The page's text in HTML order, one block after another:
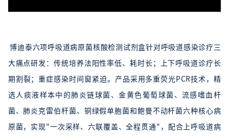
博迪泰六项呼吸道病原菌核酸检测试剂盒针对呼吸道感染诊疗三
大痛点研发：传统培养法阳性率低、耗时长；上下呼吸道诊疗长
期割裂；重症感染时间窗紧迫。产品采用多重荧光PCR技术，精
选人痰液样本中的肺炎链球菌、金黄色葡萄球菌、流感嗜血杆
菌、肺炎克雷伯杆菌、铜绿假单胞菌和鲍曼不动杆菌六种核心病
原菌，实现"一次采样、六联覆盖、全程贯通"，配合上呼吸道病